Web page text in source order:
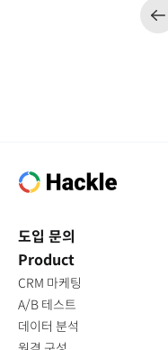
도입 문의
Product
CRM 마케팅
A/B 테스트
데이터 분석